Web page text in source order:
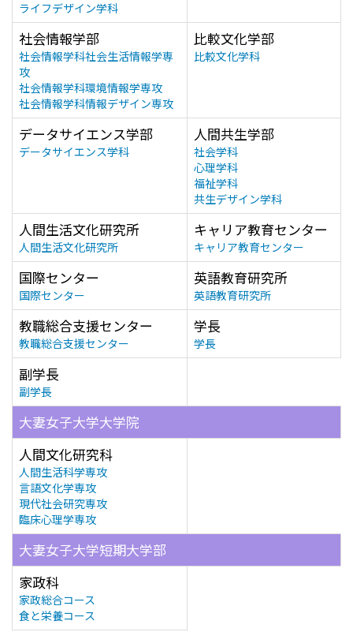
ライフデザイン学科
社会情報学部
社会情報学科社会生活情報学専
攻
社会情報学科環境情報学専攻
社会情報学科情報デザイン専攻
比較文化学部
比較文化学科
データサイエンス学部
データサイエンス学科
人間共生学部
社会学科
心理学科
福祉学科
共生デザイン学科
人間生活文化研究所
人間生活文化研究所
キャリア教育センター
キャリア教育センター
国際センター
国際センター
英語教育研究所
英語教育研究所
教職総合支援センター
教職総合支援センター
学長
学長
副学長
副学長
大妻女子大学大学院
人間文化研究科
人間生活科学専攻
言語文化学専攻
現代社会研究専攻
臨床心理学専攻
大妻女子大学短期大学部
家政科
家政総合コース
食と栄養コース